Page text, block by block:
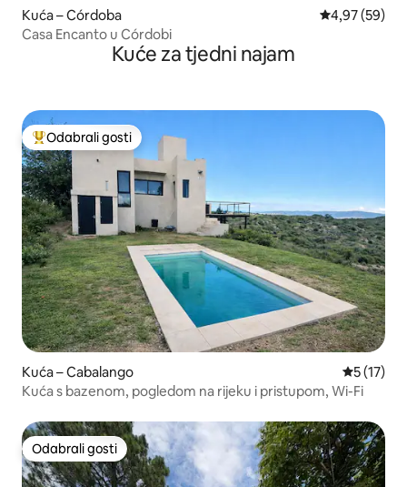
Kuća – Córdoba Prosječna
4,97 (59)
Casa Encanto u Córdobi
Kuće za tjedni najam
Među najviše rangiranima s oznakom „Odabrali gosti”
Odabrali gosti
Kuća – Cabalango Prosječna
5 (17)
Kuća s bazenom, pogledom na rijeku i pristupom, Wi-Fi
Odabrali gosti
Odabrali gosti